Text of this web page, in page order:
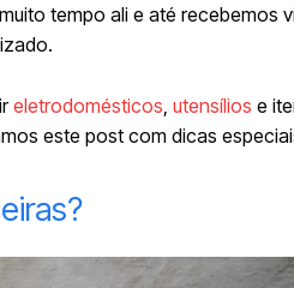
tempo ali e até recebemos
eletrodomésticos utensílios e
este post com dicas